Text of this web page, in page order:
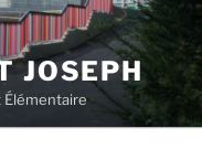
JOSEPH
Élémentaire